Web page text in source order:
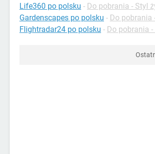
Life360 po polsku - Do pobrania - Styl
Gardenscapes po polsku - Do pobrania
Flightradar24 po polsku - Do pobrania